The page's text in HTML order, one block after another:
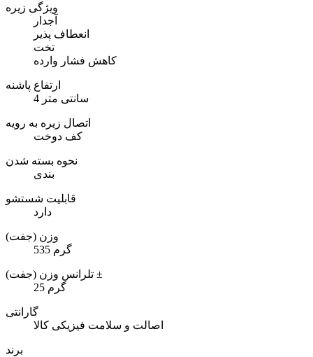
ویژگی زیره
آجدار
انعطاف پذیر
تخت
کاهش فشار وارده
ارتفاع پاشنه
4 سانتی متر
اتصال زیره به رویه
کف دوخت
نحوه بسته شدن
بندی
قابلیت شستشو
دارد
وزن (جفت)
535 گرم
تلرانس وزن (جفت) ±
25 گرم
گارانتی
اصالت و سلامت فیزیکی کالا
برند